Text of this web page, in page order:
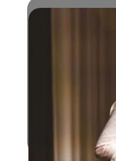
steht für mich